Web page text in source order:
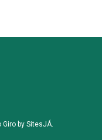
by SitesJÁ.